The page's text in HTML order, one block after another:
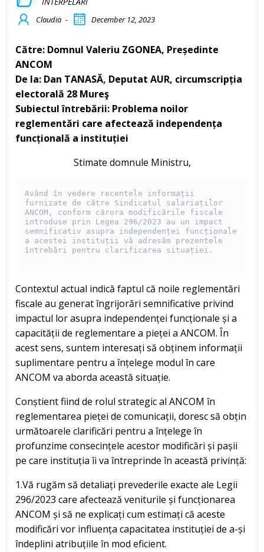
Claudia - December 12, 2023
Către: Domnul Valeriu ZGONEA, Președinte
ANCOM
De la: Dan TANASĂ, Deputat AUR, circumscripția
electorală 28 Mureş
Subiectul întrebării: Problema noilor
reglementări care afectează independența
funcțională a instituției
Stimate domnule Ministru,
Având în vedere recentele informații
furnizate de către Sindicatul salariaților
ANCOM, conform cărora modificările fiscale
introduse prin Legea 296/2023 au un impact
semnificativ asupra independenței funcționale
a acestei instituții vă adresăm prezentele
întrebări pentru clarificarea situației.
Contextul actual indică faptul că noile reglementări
fiscale au generat îngrijorări semnificative privind
impactul lor asupra independenței funcționale și a
capacității de reglementare a pieței a ANCOM. În
acest sens, suntem interesați să obținem informații
suplimentare pentru a înțelege modul în care
ANCOM va aborda această situație.
Conștient fiind de rolul strategic al ANCOM în
reglementarea pieței de comunicații, doresc să obțin
următoarele clarificări pentru a înțelege în
profunzime consecințele acestor modificări și pașii
pe care instituția îi va întreprinde în această privință:
1.Vă rugăm să detaliați prevederile exacte ale Legii
296/2023 care afectează veniturile și funcționarea
ANCOM și să ne explicați cum estimați că aceste
modificări vor influența capacitatea instituției de a-și
îndeplini atribuțiile în mod eficient.